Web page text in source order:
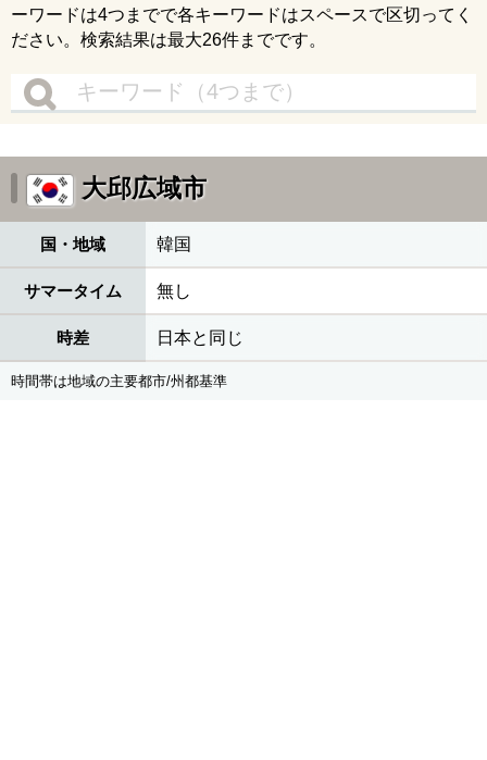
ーワードは4つまでで各キーワードはスペースで区切ってく
ださい。検索結果は最大26件までです。
大邱広域市
国・地域 韓国
サマータイム 無し
時差 日本と同じ
時間帯は地域の主要都市/州都基準